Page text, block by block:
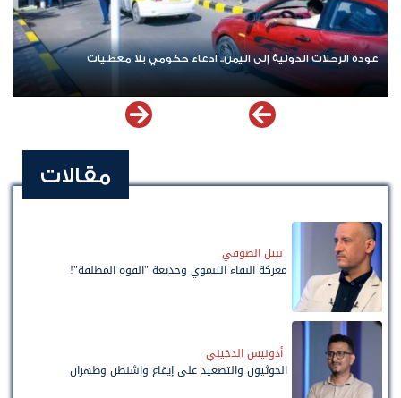
عودة الرحلات الدولية إلى اليمن.. ادعاء حكومي بلا معطيات
مقالات
نبيل الصوفي
معركة البقاء التنموي وخديعة "القوة المطلقة"!
أدونيس الدخيني
الحوثيون والتصعيد على إيقاع واشنطن وطهران